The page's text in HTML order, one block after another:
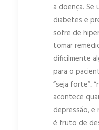
a doença. Se
diabetes e
sofre de
tomar
dificilmente
para o
“seja forte”,
acontece
depressão, e
é fruto de